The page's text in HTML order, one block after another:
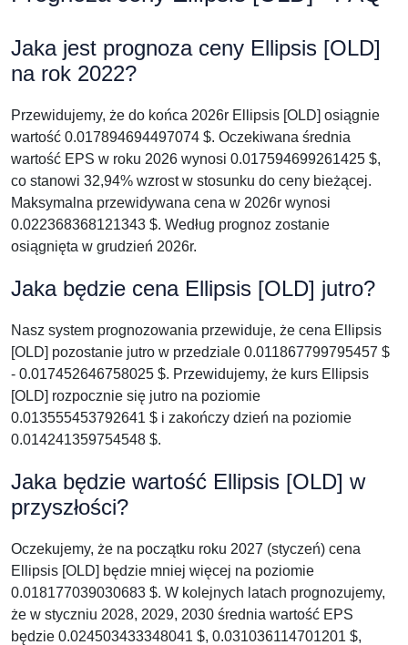
Jaka jest prognoza ceny Ellipsis [OLD]
na rok 2022?
Przewidujemy, że do końca 2026r Ellipsis [OLD] osiągnie
wartość 0.017894694497074 $. Oczekiwana średnia
wartość EPS w roku 2026 wynosi 0.017594699261425 $,
co stanowi 32,94% wzrost w stosunku do ceny bieżącej.
Maksymalna przewidywana cena w 2026r wynosi
0.022368368121343 $. Według prognoz zostanie
osiągnięta w grudzień 2026r.
Jaka będzie cena Ellipsis [OLD] jutro?
Nasz system prognozowania przewiduje, że cena Ellipsis
[OLD] pozostanie jutro w przedziale 0.011867799795457 $
- 0.017452646758025 $. Przewidujemy, że kurs Ellipsis
[OLD] rozpocznie się jutro na poziomie
0.013555453792641 $ i zakończy dzień na poziomie
0.014241359754548 $.
Jaka będzie wartość Ellipsis [OLD] w
przyszłości?
Oczekujemy, że na początku roku 2027 (styczeń) cena
Ellipsis [OLD] będzie mniej więcej na poziomie
0.018177039030683 $. W kolejnych latach prognozujemy,
że w styczniu 2028, 2029, 2030 średnia wartość EPS
będzie 0.024503433348041 $, 0.031036114701201 $,